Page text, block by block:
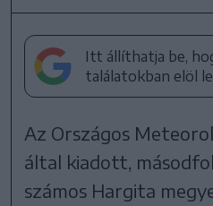
Itt állíthatja be,
találatokban elöl
Az Országos
által kiadott,
számos Hargita